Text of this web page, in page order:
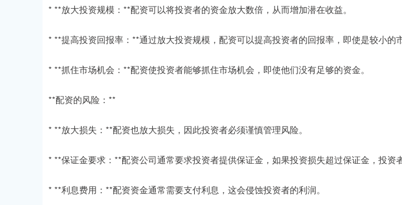
* **放大投资规模：**配资可以将投资者的资金放大数倍，从而增加潜在收益。
* **提高投资回报率：**通过放大投资规模，配资可以提高投资者的回报率，即使是较小的
* **抓住市场机会：**配资使投资者能够抓住市场机会，即使他们没有足够的资金。
**配资的风险：**
* **放大损失：**配资也放大损失，因此投资者必须谨慎管理风险。
* **保证金要求：**配资公司通常要求投资者提供保证金，如果投资损失超过保证金，投资
* **利息费用：**配资资金通常需要支付利息，这会侵蚀投资者的利润。